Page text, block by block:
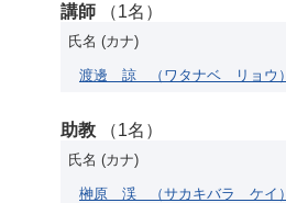
講師 （1名）
氏名 (カナ)
渡邊 諒 （ワタナベ リョウ）
助教 （1名）
氏名 (カナ)
榊原 渓 （サカキバラ ケイ）